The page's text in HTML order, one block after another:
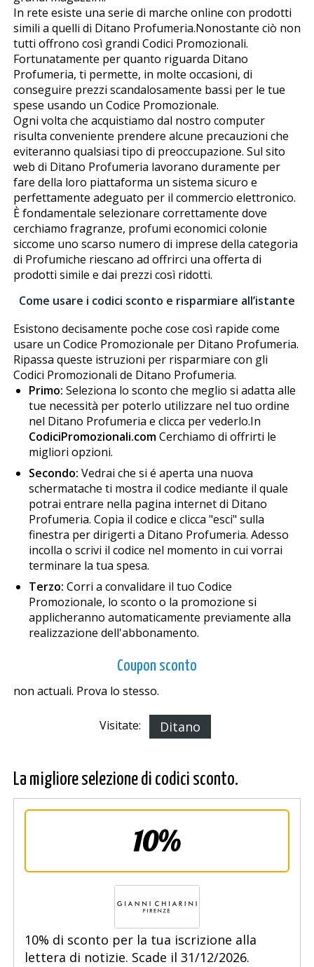
In rete esiste una serie di marche online con prodotti
simili a quelli di Ditano Profumeria.Nonostante ciò non
tutti offrono così grandi Codici Promozionali.
Fortunatamente per quanto riguarda Ditano
Profumeria, ti permette, in molte occasioni, di
conseguire prezzi scandalosamente bassi per le tue
spese usando un Codice Promozionale.
Ogni volta che acquistiamo dal nostro computer
risulta conveniente prendere alcune precauzioni che
eviteranno qualsiasi tipo di preoccupazione. Sul sito
web di Ditano Profumeria lavorano duramente per
fare della loro piattaforma un sistema sicuro e
perfettamente adeguato per il commercio elettronico.
È fondamentale selezionare correttamente dove
cerchiamo fragranze, profumi economici colonie
siccome uno scarso numero di imprese della categoria
di Profumiche riescano ad offrirci una offerta di
prodotti simile e dai prezzi così ridotti.
Come usare i codici sconto e risparmiare all’istante
Esistono decisamente poche cose così rapide come
usare un Codice Promozionale per Ditano Profumeria.
Ripassa queste istruzioni per risparmiare con gli
Codici Promozionali de Ditano Profumeria.
Primo: Seleziona lo sconto che meglio si adatta alle
tue necessità per poterlo utilizzare nel tuo ordine
nel Ditano Profumeria e clicca per vederlo.In
CodiciPromozionali.comCerchiamo di offrirti le
migliori opzioni.
Secondo: Vedrai che si é aperta una nuova
schermatache ti mostra il codice mediante il quale
potrai entrare nella pagina internet di Ditano
Profumeria. Copia il codice e clicca "esci" sulla
finestra per dirigerti a Ditano Profumeria. Adesso
incolla o scrivi il codice nel momento in cui vorrai
terminare la tua spesa.
Terzo: Corri a convalidare il tuo Codice
Promozionale, lo sconto o la promozione si
applicheranno automaticamente previamente alla
realizzazione dell'abbonamento.
Coupon sconto
non actuali. Prova lo stesso.
Visitate: Ditano
La migliore selezione di codici sconto.
10%
10% di sconto per la tua iscrizione alla
lettera di notizie. Scade il 31/12/2026.